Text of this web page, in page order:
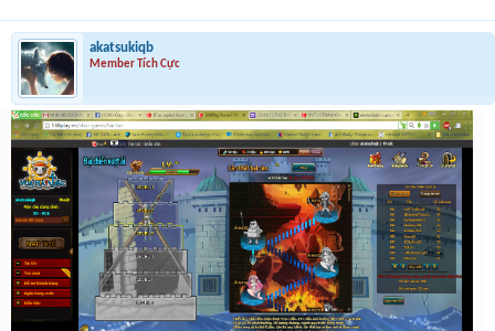
akatsukiqb
Member Tích Cực